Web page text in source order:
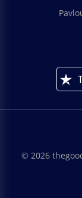
© 2026